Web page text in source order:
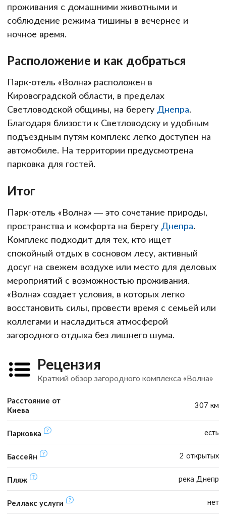
проживания с домашними животными и
соблюдение режима тишины в вечернее и
ночное время.
Расположение и как добраться
Парк-отель «Волна» расположен в
Кировоградской области, в пределах
Светловодской общины, на берегу Днепра.
Благодаря близости к Светловодску и удобным
подъездным путям комплекс легко доступен на
автомобиле. На территории предусмотрена
парковка для гостей.
Итог
Парк-отель «Волна» — это сочетание природы,
пространства и комфорта на берегу Днепра.
Комплекс подходит для тех, кто ищет
спокойный отдых в сосновом лесу, активный
досуг на свежем воздухе или место для деловых
мероприятий с возможностью проживания.
«Волна» создает условия, в которых легко
восстановить силы, провести время с семьей или
коллегами и насладиться атмосферой
загородного отдыха без лишнего шума.
Рецензия
Краткий обзор загородного комплекса «Волна»
Расстояние от
Киева
307 км
Парковка есть
Бассейн 2 открытых
Пляж река Днепр
Реллакс услуги нет